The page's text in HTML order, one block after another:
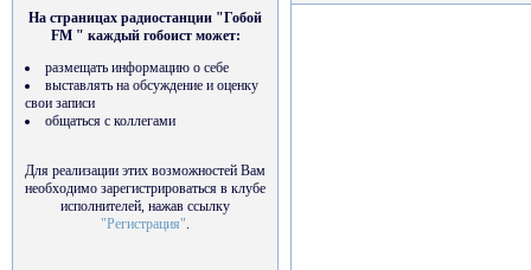
На страницах радиостанции "Гобой
FM " каждый гобоист может:
размещать информацию о себе
выставлять на обсуждение и оценку
свои записи
общаться с коллегами
Для реализации этих возможностей Вам
необходимо зарегистрироваться в клубе
исполнителей, нажав ссылку
"Регистрация".